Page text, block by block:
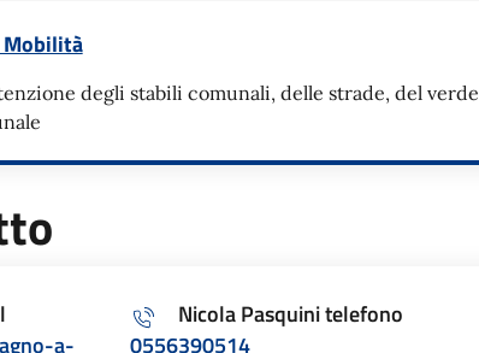
Mobilità
degli stabili comunali, delle strade, del verde
a-
Nicola Pasquini telefono
0556390514